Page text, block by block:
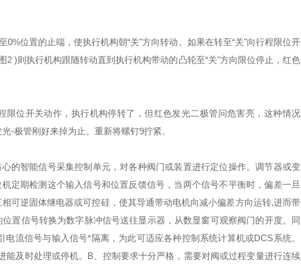
位置的止端，使执行机构朝“关"方向转动。如果在转至“关"向行程限位开
)则执行机构跟随转动直到执行机构带动的凸轮至“关"方向限位停止，红色
限位开关动作，执行机构停转了，但红色发光二极管问危害亮，这种情况
-极管刚好来掉为止。重新将螺钉9拧紧。
的智能信号采集控制单元，对各种阀门或装置进行定位操作。调节器或变
定期检测这个输入信号和位置反馈信号，当两个信号不平衡时，偏差一旦
可逆固体继电器或可控硅，使其导通带动电机向减小偏差方向运转,进而带
置信号转换为数字脉冲信号送往显示器，从数显窗可观察阀门的开度。同
流信号与输入信号*隔离，为此可适应各种控制系统计算机或DCS系统。
及时处理或停机。 B、控制要求十分严格，需要对阀或过程变量进行连续